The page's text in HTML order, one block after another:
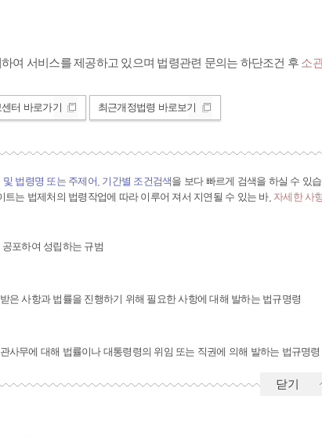
여 서비스를 제공하고 있으며 법령관련 문의는 하단조건 후 소
터 바로가기 최근개정법령 바로보기
및 법령명 또는 주제어, 기간별 조건검색을 보다 빠르게 검색을 하실 수 있
는 법제처의 법령작업에 따라 이루어 져서 지연될 수 있는 바, 자세한 사
포하여 성립하는 규범
은 사항과 법률을 진행하기 위해 필요한 사항에 대해 발하는 법규명령
사무에 대해 법률이나 대통령령의 위임 또는 직권에 의해 발하는 법규명령
닫기